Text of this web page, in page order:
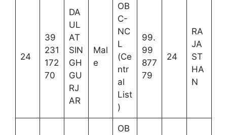
24
39
231
172
70
DA
UL
AT
SIN
GH
GU
RJ
AR
Mal
e
OB
C-
NC
L
(Ce
ntr
al
List
)
99.
99
877
79
24
RA
JA
ST
HA
N
OB